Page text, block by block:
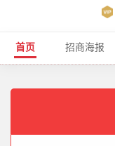
首页 招商海报